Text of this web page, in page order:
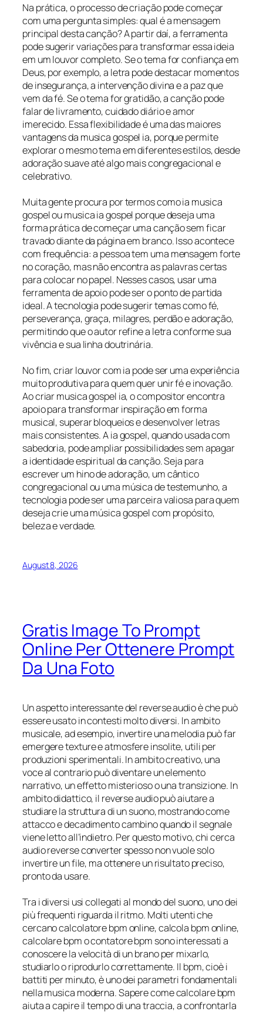
Na prática, o processo de criação pode começar
com uma pergunta simples: qual é a mensagem
principal desta canção? A partir daí, a ferramenta
pode sugerir variações para transformar essa ideia
em um louvor completo. Se o tema for confiança em
Deus, por exemplo, a letra pode destacar momentos
de insegurança, a intervenção divina e a paz que
vem da fé. Se o tema for gratidão, a canção pode
falar de livramento, cuidado diário e amor
imerecido. Essa flexibilidade é uma das maiores
vantagens da musica gospel ia, porque permite
explorar o mesmo tema em diferentes estilos, desde
adoração suave até algo mais congregacional e
celebrativo.
Muita gente procura por termos como ia musica
gospel ou musica ia gospel porque deseja uma
forma prática de começar uma canção sem ficar
travado diante da página em branco. Isso acontece
com frequência: a pessoa tem uma mensagem forte
no coração, mas não encontra as palavras certas
para colocar no papel. Nesses casos, usar uma
ferramenta de apoio pode ser o ponto de partida
ideal. A tecnologia pode sugerir temas como fé,
perseverança, graça, milagres, perdão e adoração,
permitindo que o autor refine a letra conforme sua
vivência e sua linha doutrinária.
No fim, criar louvor com ia pode ser uma experiência
muito produtiva para quem quer unir fé e inovação.
Ao criar musica gospel ia, o compositor encontra
apoio para transformar inspiração em forma
musical, superar bloqueios e desenvolver letras
mais consistentes. A ia gospel, quando usada com
sabedoria, pode ampliar possibilidades sem apagar
a identidade espiritual da canção. Seja para
escrever um hino de adoração, um cântico
congregacional ou uma música de testemunho, a
tecnologia pode ser uma parceira valiosa para quem
deseja crie uma música gospel com propósito,
beleza e verdade.
August 8, 2026
Gratis Image To Prompt
Online Per Ottenere Prompt
Da Una Foto
Un aspetto interessante del reverse audio è che può
essere usato in contesti molto diversi. In ambito
musicale, ad esempio, invertire una melodia può far
emergere texture e atmosfere insolite, utili per
produzioni sperimentali. In ambito creativo, una
voce al contrario può diventare un elemento
narrativo, un effetto misterioso o una transizione. In
ambito didattico, il reverse audio può aiutare a
studiare la struttura di un suono, mostrando come
attacco e decadimento cambino quando il segnale
viene letto all’indietro. Per questo motivo, chi cerca
audio reverse converter spesso non vuole solo
invertire un file, ma ottenere un risultato preciso,
pronto da usare.
Tra i diversi usi collegati al mondo del suono, uno dei
più frequenti riguarda il ritmo. Molti utenti che
cercano calcolatore bpm online, calcola bpm online,
calcolare bpm o contatore bpm sono interessati a
conoscere la velocità di un brano per mixarlo,
studiarlo o riprodurlo correttamente. Il bpm, cioè i
battiti per minuto, è uno dei parametri fondamentali
nella musica moderna. Sapere come calcolare bpm
aiuta a capire il tempo di una traccia, a confrontarla